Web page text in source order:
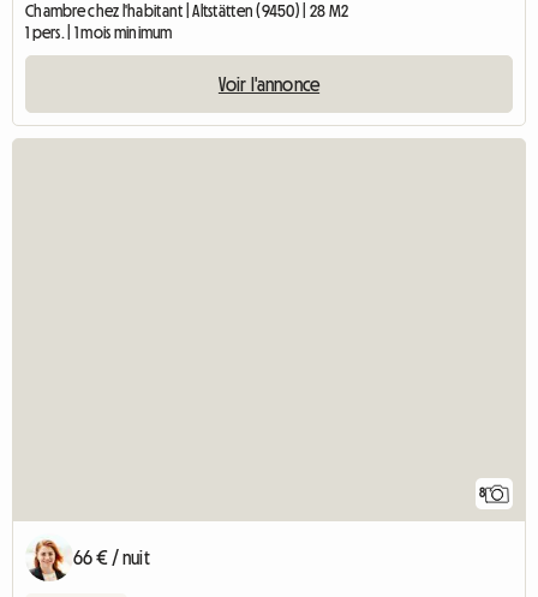
Chambre chez l'habitant | Altstätten (9450) | 28 M2
1 pers. | 1 mois minimum
Voir l'annonce
8
66 € / nuit